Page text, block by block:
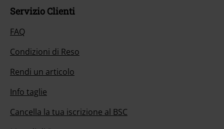
Servizio Clienti
FAQ
Condizioni di Reso
Rendi un articolo
Info taglie
Cancella la tua iscrizione al BSC